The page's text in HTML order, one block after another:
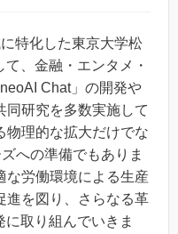
特化した東京大学松
、金融・エンタメ・
Chat」の開発や
同研究を多数実施して
物理的な拡大だけでな
への準備でもありま
な労働環境による生産
進を図り、さらなる革
取り組んでいきま